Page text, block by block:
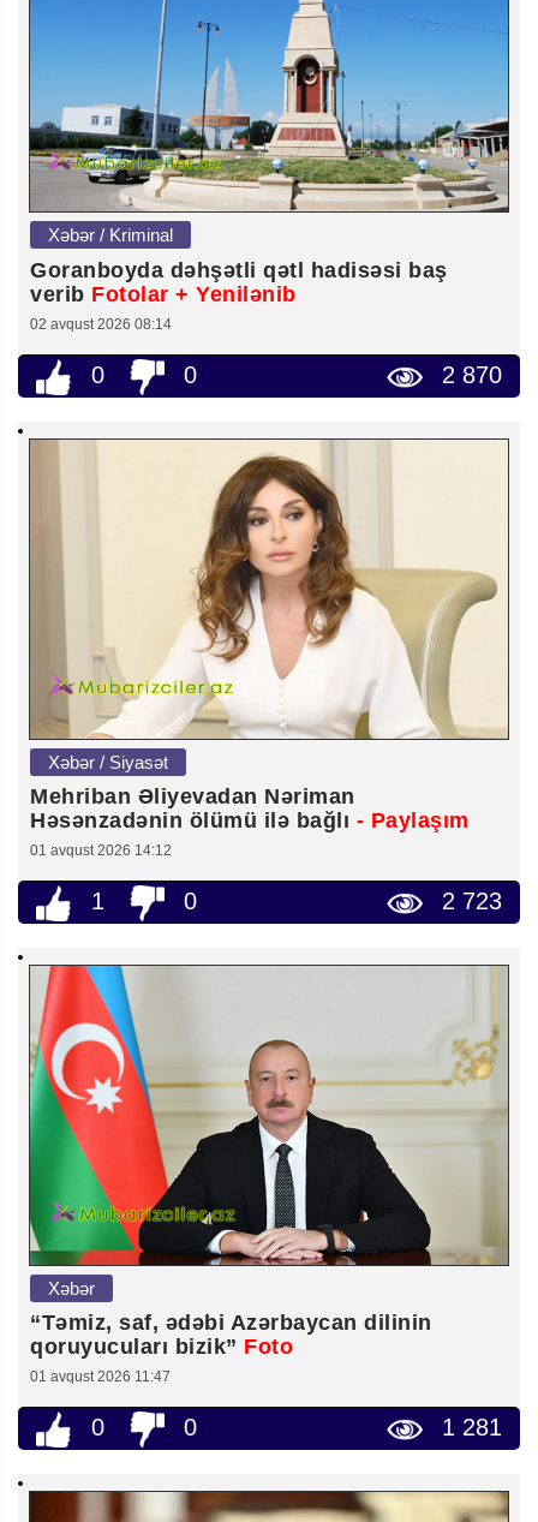
Xəbər / Kriminal
Goranboyda dəhşətli qətl hadisəsi baş
verib Fotolar + Yenilənib
02 avqust 2026 08:14
0 0 2 870
Xəbər / Siyasət
Mehriban Əliyevadan Nəriman
Həsənzadənin ölümü ilə bağlı - Paylaşım
01 avqust 2026 14:12
1 0 2 723
Xəbər
“Təmiz, saf, ədəbi Azərbaycan dilinin
qoruyucuları bizik” Foto
01 avqust 2026 11:47
0 0 1 281